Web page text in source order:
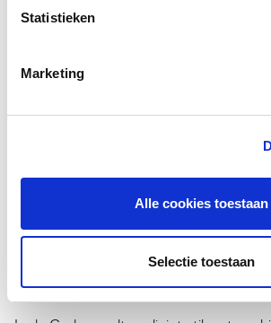
Statistieken
Marketing
Alle cookies toestaan
Selectie toestaan
belanghebbenden. Zo laat de
Taakverdeling bestuur en
bestuur en toezicht. In de Code is een
aangebracht om rolverwarring of zelfs
voorkomen.
Belangenverstrengeling